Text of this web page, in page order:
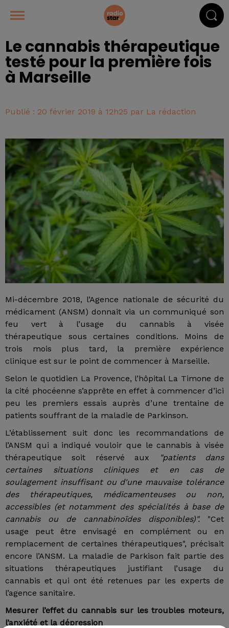
Le cannabis thérapeutique
testé pour la première fois
à Marseille
Publié : 20 février 2019 à 12h25 par La rédaction
Mi-décembre 2018, l’Agence nationale de sécurité du
médicament (ANSM) donnait via un communiqué son
feu vert à l’usage du cannabis à visée
thérapeutique sous certaines conditions. Moins de
trois mois plus tard, la première expérience
clinique est sur le point de commencer à Marseille.
Selon le quotidien La Provence, l’hôpital La Timone de
la cité phocéenne s’apprête en effet à commencer d’ici
peu les premiers essais auprès d’une trentaine de
patients souffrant de la maladie de Parkinson.
L’établissement suit donc les recommandations de
l’ANSM qui a indiqué vouloir que le cannabis à visée
thérapeutique soit réservé aux
"patients dans
certaines situations cliniques et en cas de
soulagement insuffisant ou d'une mauvaise tolérance
des thérapeutiques, médicamenteuses ou non,
accessibles (et notamment des spécialités à base de
cannabis ou de cannabinoïdes disponibles)". "Cet
usage peut être envisagé en complément ou en
remplacement de certaines thérapeutiques", précisait
encore l’ANSM. La maladie de Parkison fait partie des
situations thérapeutiques justifiant l’usage du
cannabis et qui ont été retenues par les experts de
l’agence sanitaire.
Mesurer l’effet du cannabis sur les troubles moteurs,
l’anxiété et la dépression